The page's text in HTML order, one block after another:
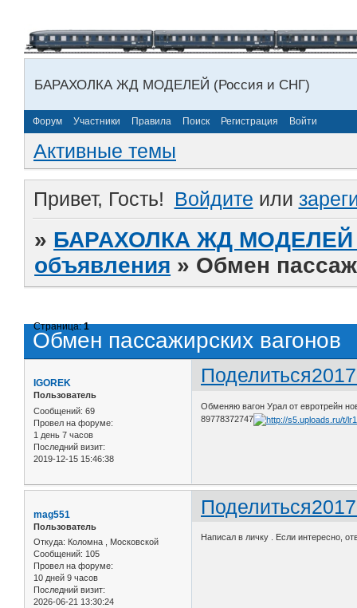
БАРАХОЛКА ЖД МОДЕЛЕЙ (Россия и СНГ)
Форум Участники Правила Поиск Регистрация Войти
Активные темы
Привет, Гость! Войдите или
» БАРАХОЛКА ЖД МОДЕЛЕЙ
объявления » Обмен
Обмен пассажирских вагонов
Страница:1
Поделиться
IGOREK
Пользователь
Сообщений: 69
Провел на форуме:
1 день 7 часов
Последний визит:
2019-12-15 15:46:38
Обменяю вагон Урал от евротрейн
89778372747
Поделиться
mag551
Пользователь
Откуда: Коломна , Московской
Сообщений: 105
Провел на форуме:
10 дней 9 часов
Последний визит:
2026-06-21 13:30:24
Написал в личку . Если интересно,